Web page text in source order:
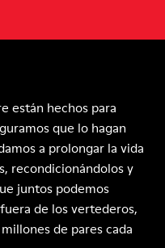
están hechos para
que lo hagan
a prolongar la vida
recondicionándolos y
juntos podemos
de los vertederos,
de pares cada